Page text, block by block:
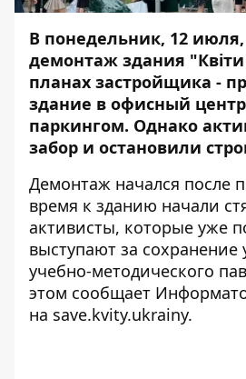
В понедельник, 12
демонтаж здания
планах застройщика -
здание в офисный
паркингом. Однако
забор и остановили
Демонтаж начался после
время к зданию начали
активисты, которые уже
выступают за сохранение
учебно-методического
этом сообщает
на save.kvity.ukrainy.